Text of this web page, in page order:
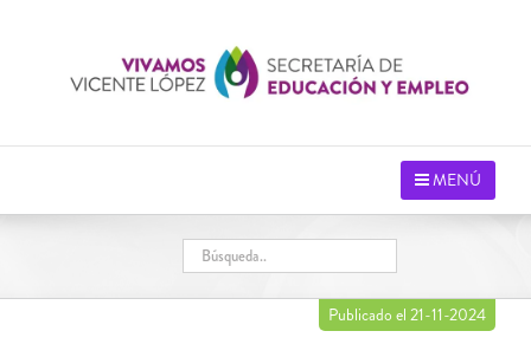
MENÚ
Publicado el 21-11-2024